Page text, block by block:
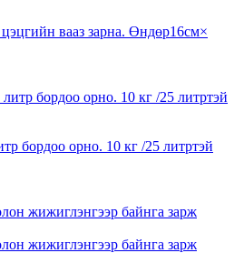
вааз зарна. Өндөр16см×
бордоо орно. 10 кг /25 литртэй
жижиглэнгээр байнга зарж
жижиглэнгээр байнга зарж